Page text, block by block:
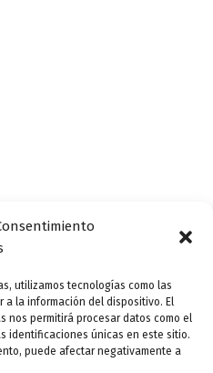
utilizamos tecnologías como las
la información del dispositivo. El
nos permitirá procesar datos como el
identificaciones únicas en este sitio.
puede afectar negativamente a
Presentación editorial: «El octaedro:
encuentra la armonía diseñando tu
propio estilo de vida», de Javier Saurin